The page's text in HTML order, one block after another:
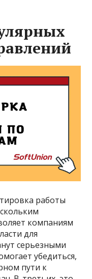
работы
компаниям
для
серьезными
убедиться,
пути к